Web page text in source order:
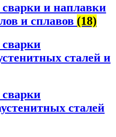
и наплавки
и сплавов (18)
сталей и
сталей